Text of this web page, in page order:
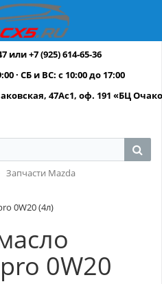
или +7 (925) 614-65-36
· СБ и ВС: с 10:00 до 17:00
47Ас1, оф. 191 «БЦ
Запчасти Mazda
0W20 (4л)
0W20